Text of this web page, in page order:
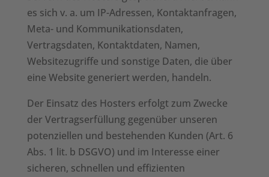
es sich v. a. um IP-Adressen, Kontaktanfragen,
Meta- und Kommunikationsdaten,
Vertragsdaten, Kontaktdaten, Namen,
Websitezugriffe und sonstige Daten, die über
eine Website generiert werden, handeln.
Der Einsatz des Hosters erfolgt zum Zwecke
der Vertragserfüllung gegenüber unseren
potenziellen und bestehenden Kunden (Art. 6
Abs. 1 lit. b DSGVO) und im Interesse einer
sicheren, schnellen und effizienten